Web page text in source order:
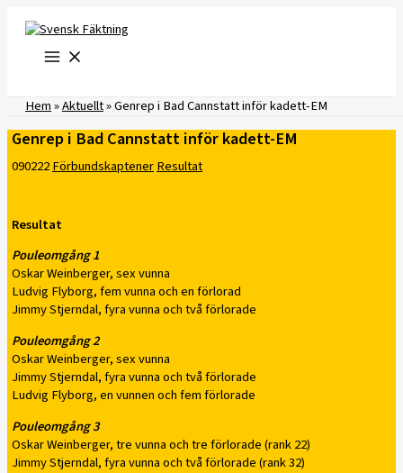
innehåll
Hem»Aktuellt»Genrep i Bad Cannstatt inför kadett-EM
Genrep i Bad Cannstatt inför kadett-EM
090222FörbundskaptenerResultat
Resultat
Pouleomgång 1
Oskar Weinberger, sex vunna
Ludvig Flyborg, fem vunna och en förlorad
Jimmy Stjerndal, fyra vunna och två förlorade
Pouleomgång 2
Oskar Weinberger, sex vunna
Jimmy Stjerndal, fyra vunna och två förlorade
Ludvig Flyborg, en vunnen och fem förlorade
Pouleomgång 3
Oskar Weinberger, tre vunna och tre förlorade (rank 22)
Jimmy Stjerndal, fyra vunna och två förlorade (rank 32)